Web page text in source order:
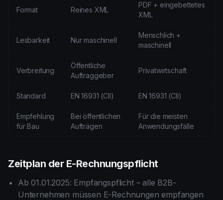
Format Reines XML
PDF + eingebettetes
XML
Lesbarkeit Nur maschinell
Menschlich +
maschinell
Verbreitung
Öffentliche
Auftraggeber
Privatwirtschaft
Standard EN 16931 (CII) EN 16931 (CII)
Empfehlung
für Bau
Bei öffentlichen
Aufträgen
Für die meisten
Anwendungsfälle
Zeitplan der E-Rechnungspflicht
Ab 01.01.2025: Empfangspflicht – alle B2B-
Unternehmen müssen E-Rechnungen empfangen